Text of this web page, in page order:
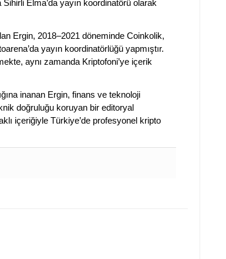
Sihirli Elma’da yayın koordinatörü olarak
Ergin, 2018–2021 döneminde Coinkolik,
yayın koordinatörlüğü yapmıştır.
aynı zamanda Kriptofoni’ye içerik
inanan Ergin, finans ve teknoloji
doğruluğu koruyan bir editoryal
içeriğiyle Türkiye’de profesyonel kripto